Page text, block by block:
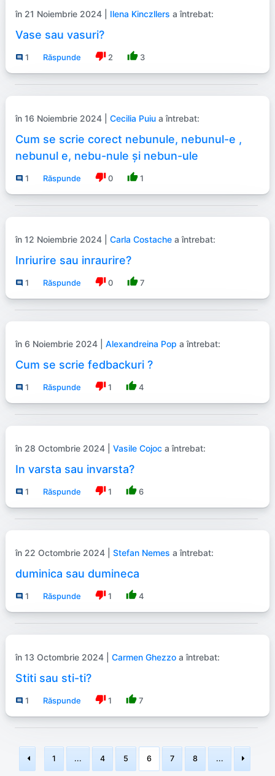
în 21 Noiembrie 2024 | Ilena Kinczllers a întrebat:
Vase sau vasuri?
comment 1 Răspunde thumb_down 2 thumb_up 3
în 16 Noiembrie 2024 | Cecilia Puiu a întrebat:
Cum se scrie corect nebunule, nebunul-e ,
nebunul e, nebu-nule și nebun-ule
comment 1 Răspunde thumb_down0 thumb_up1
în 12 Noiembrie 2024 | Carla Costache a întrebat:
Inriurire sau inraurire?
comment 1 Răspunde thumb_down0 thumb_up7
în 6 Noiembrie 2024 | Alexandreina Pop a întrebat:
Cum se scrie fedbackuri ?
comment 1 Răspunde thumb_down1 thumb_up4
în 28 Octombrie 2024 | Vasile Cojoc a întrebat:
In varsta sau invarsta?
comment 1 Răspunde thumb_down1 thumb_up6
în 22 Octombrie 2024 | Stefan Nemes a întrebat:
duminica sau dumineca
comment 1 Răspunde thumb_down1 thumb_up4
în 13 Octombrie 2024 | Carmen Ghezzo a întrebat:
Stiti sau sti-ti?
comment 1 Răspunde thumb_down1 thumb_up7
1 ... 4 5 6 7 8 ...